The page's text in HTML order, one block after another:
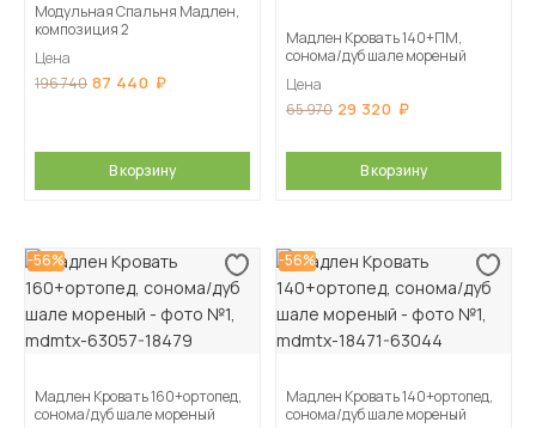
Модульная Спальня Мадлен,
композиция 2
Цена
196 740 87 440
В корзину
Мадлен Кровать 140+ПМ,
сонома/дуб шале мореный
Цена
65 970 29 320
В корзину
-56%
Мадлен Кровать 160+ортопед,
сонома/дуб шале мореный
-56%
Мадлен Кровать 140+ортопед,
сонома/дуб шале мореный